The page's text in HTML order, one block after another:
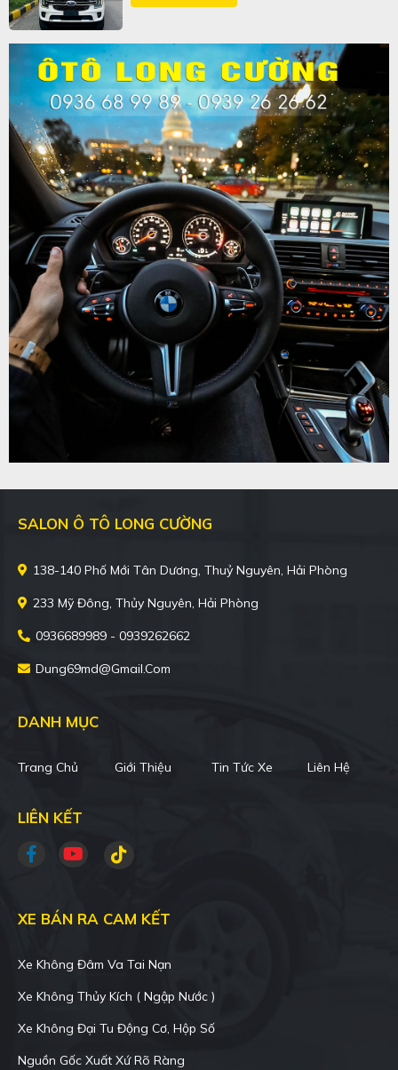
SALON Ô TÔ LONG CƯỜNG
138-140 Phố Mới Tân Dương, Thuỷ Nguyên, Hải Phòng
233 Mỹ Đông, Thủy Nguyên, Hải Phòng
0936689989 - 0939262662
Dung69md@gmail.com
DANH MỤC
Trang Chủ Giới Thiệu Tin Tức Xe Liên Hệ
LIÊN KẾT
XE BÁN RA CAM KẾT
Xe Không Đâm Va Tai Nạn
Xe Không Thủy Kích ( Ngập Nước )
Xe Không Đại Tu Động Cơ, Hộp Số
Nguồn Gốc Xuất Xứ Rõ Ràng